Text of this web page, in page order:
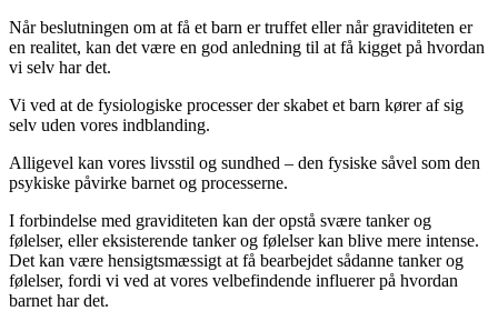
Når beslutningen om at få et barn er truffet eller når graviditeten er
en realitet, kan det være en god anledning til at få kigget på hvordan
vi selv har det.
Vi ved at de fysiologiske processer der skabet et barn kører af sig
selv uden vores indblanding.
Alligevel kan vores livsstil og sundhed – den fysiske såvel som den
psykiske påvirke barnet og processerne.
I forbindelse med graviditeten kan der opstå svære tanker og
følelser, eller eksisterende tanker og følelser kan blive mere intense.
Det kan være hensigtsmæssigt at få bearbejdet sådanne tanker og
følelser, fordi vi ved at vores velbefindende influerer på hvordan
barnet har det.